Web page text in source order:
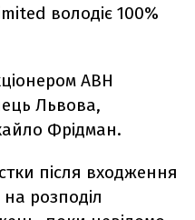
володіє 100%
ABH
Львова,
Фрідман.
після входження
розподіл